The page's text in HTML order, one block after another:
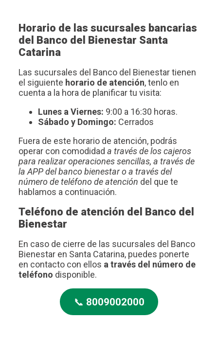
Horario de las sucursales bancarias
del Banco del Bienestar Santa
Catarina
Las sucursales del Banco del Bienestar tienen
el siguiente horario de atención, tenlo en
cuenta a la hora de planificar tu visita:
Lunes a Viernes: 9:00 a 16:30 horas.
Sábado y Domingo: Cerrados
Fuera de este horario de atención, podrás
operar con comodidad a través de los cajeros
para realizar operaciones sencillas, a través de
la APP del banco bienestar o a través del
número de teléfono de atención del que te
hablamos a continuación.
Teléfono de atención del Banco del
Bienestar
En caso de cierre de las sucursales del Banco
Bienestar en Santa Catarina, puedes ponerte
en contacto con ellos a través del número de
teléfono disponible.
📞 8009002000